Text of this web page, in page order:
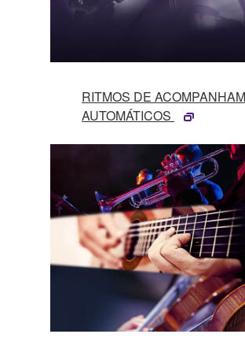
RITMOS DE
AUTOMÁTICOS